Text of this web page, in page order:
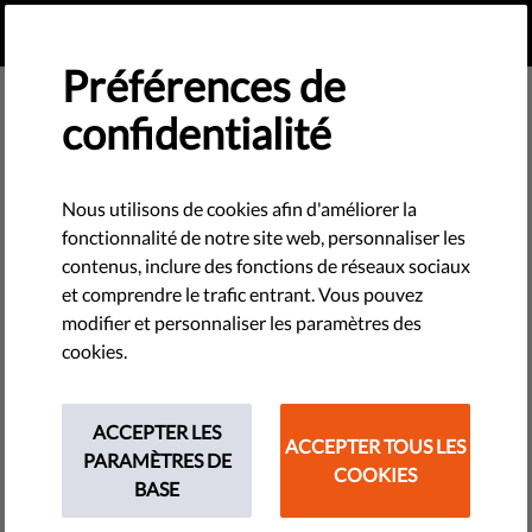
The requested page does not exist.
Please go to home page by clicking the button
Préférences de
confidentialité
Nous utilisons de cookies afin d'améliorer la
fonctionnalité de notre site web, personnaliser les
contenus, inclure des fonctions de réseaux sociaux
et comprendre le trafic entrant. Vous pouvez
modifier et personnaliser les paramètres des
cookies.
ACCEPTER LES
PARAMÈTRES DE
BASE
ACCEPTER TOUS LES
COOKIES